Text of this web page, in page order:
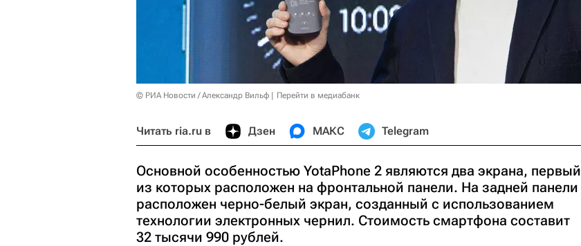
© РИА Новости / Александр Вильф Перейти в медиабанк
Читать ria.ru в Дзен МАКС Telegram
Основной особенностью YotaPhone 2 являются два экрана, первый
из которых расположен на фронтальной панели. На задней панели
расположен черно-белый экран, созданный с использованием
технологии электронных чернил. Стоимость смартфона составит
32 тысячи 990 рублей.